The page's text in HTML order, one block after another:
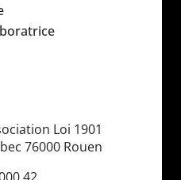
Loi 1901
76000 Rouen